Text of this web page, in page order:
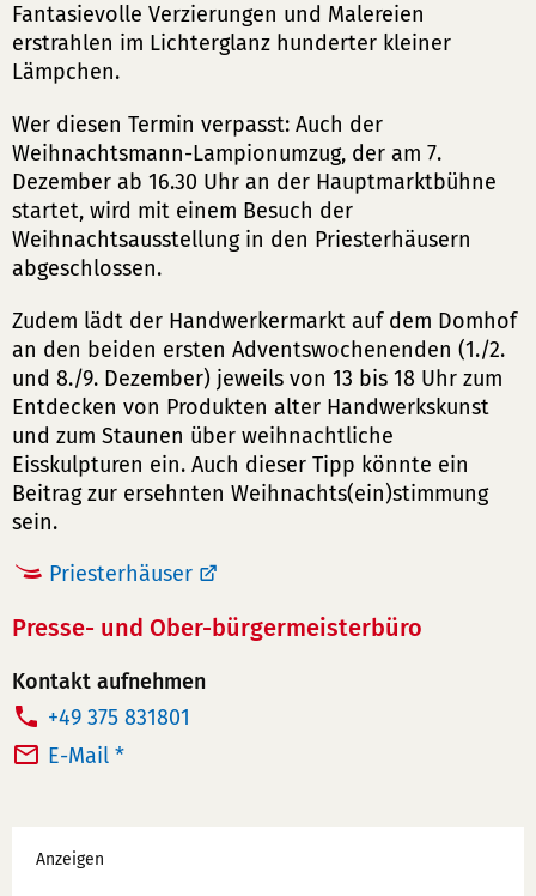
Fantasievolle Verzierungen und Malereien
erstrahlen im Lichterglanz hunderter kleiner
Lämpchen.
Wer diesen Termin verpasst: Auch der
Weihnachtsmann-Lampionumzug, der am 7.
Dezember ab 16.30 Uhr an der Hauptmarktbühne
startet, wird mit einem Besuch der
Weihnachtsausstellung in den Priesterhäusern
abgeschlossen.
Zudem lädt der Handwerkermarkt auf dem Domhof
an den beiden ersten Adventswochenenden (1./2.
und 8./9. Dezember) jeweils von 13 bis 18 Uhr zum
Entdecken von Produkten alter Handwerkskunst
und zum Staunen über weihnachtliche
Eisskulpturen ein. Auch dieser Tipp könnte ein
Beitrag zur ersehnten Weihnachts(ein)stimmung
sein.
Priesterhäuser
Presse- und Ober-bürgermeisterbüro
Kontakt aufnehmen
T
e
+49 375 831801
E-Mail *
Werbung
Anzeigen